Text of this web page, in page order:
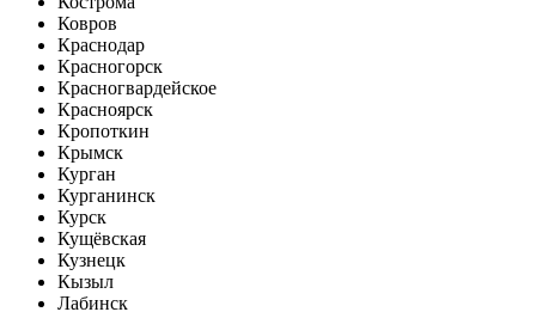
Ковров
Краснодар
Красногорск
Красногвардейское
Красноярск
Кропоткин
Крымск
Курган
Курганинск
Курск
Кущёвская
Кузнецк
Кызыл
Лабинск